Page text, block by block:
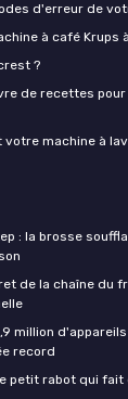
d'erreur de
à café Krups
?
de recettes
machine à
: la brosse
de la chaîne du
million
record
petit rabot qui